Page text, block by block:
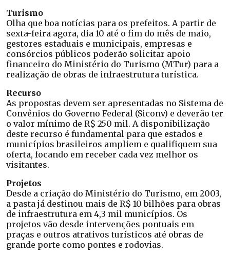
Turismo
Olha que boa notícias para os prefeitos. A partir de
sexta-feira agora, dia 10 até o fim do mês de maio,
gestores estaduais e municipais, empresas e
consórcios públicos poderão solicitar apoio
financeiro do Ministério do Turismo (MTur) para a
realização de obras de infraestrutura turística.
Recurso
As propostas devem ser apresentadas no Sistema de
Convênios do Governo Federal (Siconv) e deverão ter
o valor mínimo de R$ 250 mil. A disponibilização
deste recurso é fundamental para que estados e
municípios brasileiros ampliem e qualifiquem sua
oferta, focando em receber cada vez melhor os
visitantes.
Projetos
Desde a criação do Ministério do Turismo, em 2003,
a pasta já destinou mais de R$ 10 bilhões para obras
de infraestrutura em 4,3 mil municípios. Os
projetos vão desde intervenções pontuais em
praças e outros atrativos turísticos até obras de
grande porte como pontes e rodovias.